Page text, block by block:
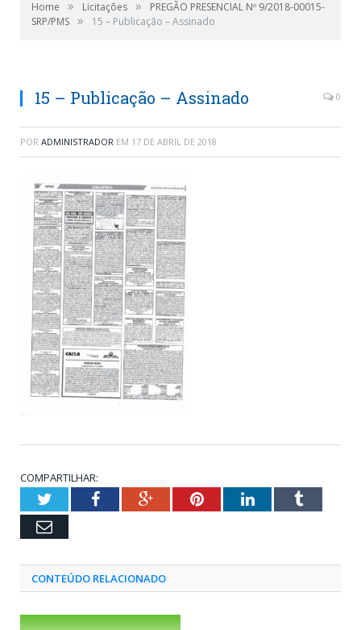
Home » Licitações »
PREGÃO PRESENCIAL Nº 9/2018-00015-
SRP/PMS » 15 – Publicação – Assinado
15 – Publicação – Assinado 0
POR ADMINISTRADOR EM 17 DE ABRIL DE 2018
COMPARTILHAR:
TwitterFacebookGoogle+PinterestLinkedInTumblr
Email
CONTEÚDO RELACIONADO